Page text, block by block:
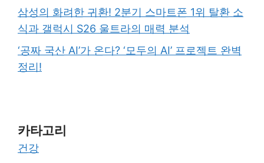
삼성의 화려한 귀환! 2분기 스마트폰 1위 탈환 소
식과 갤럭시 S26 울트라의 매력 분석
‘공짜 국산 AI’가 온다? ‘모두의 AI’ 프로젝트 완벽
정리!
카타고리
건강